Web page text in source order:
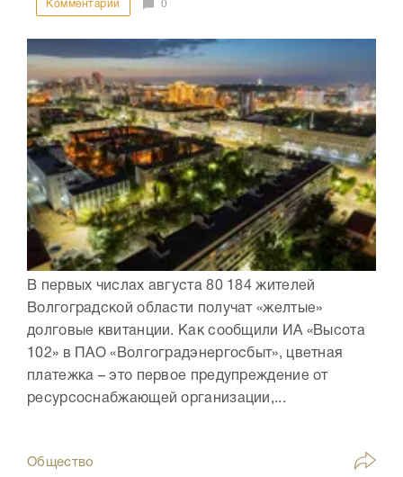
Комментарии 0
В первых числах августа 80 184 жителей
Волгоградской области получат «желтые»
долговые квитанции. Как сообщили ИА «Высота
102» в ПАО «Волгоградэнергосбыт», цветная
платежка – это первое предупреждение от
ресурсоснабжающей организации,...
Общество